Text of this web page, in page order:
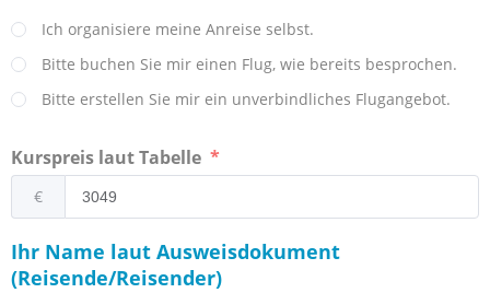
Ich organisiere meine Anreise selbst.
Bitte buchen Sie mir einen Flug, wie bereits besprochen.
Bitte erstellen Sie mir ein unverbindliches Flugangebot.
Kurspreis laut Tabelle
€
Ihr Name laut Ausweisdokument
(Reisende/Reisender)